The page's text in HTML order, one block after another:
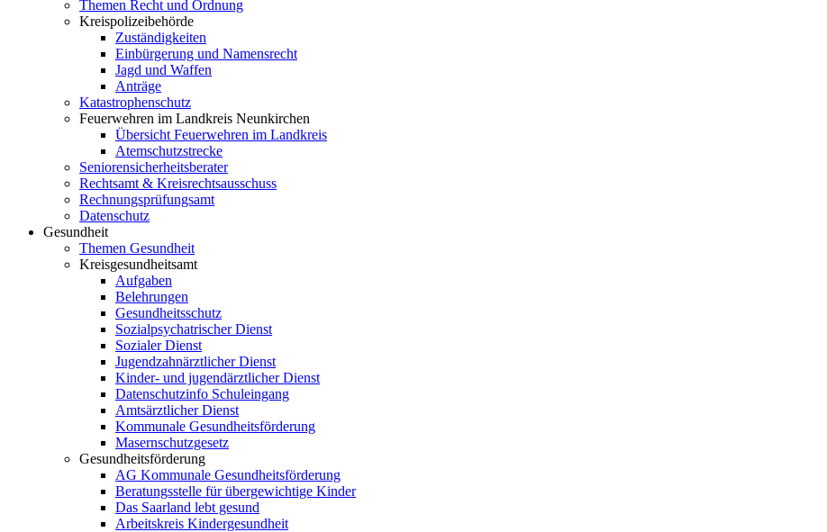
Themen Recht und Ordnung
Kreispolizeibehörde
Zuständigkeiten
Einbürgerung und Namensrecht
Jagd und Waffen
Anträge
Katastrophenschutz
Feuerwehren im Landkreis Neunkirchen
Übersicht Feuerwehren im Landkreis
Atemschutzstrecke
Seniorensicherheitsberater
Rechtsamt & Kreisrechtsausschuss
Rechnungsprüfungsamt
Datenschutz
Gesundheit
Themen Gesundheit
Kreisgesundheitsamt
Aufgaben
Belehrungen
Gesundheitsschutz
Sozialpsychatrischer Dienst
Sozialer Dienst
Jugendzahnärztlicher Dienst
Kinder- und jugendärztlicher Dienst
Datenschutzinfo Schuleingang
Amtsärztlicher Dienst
Kommunale Gesundheitsförderung
Masernschutzgesetz
Gesundheitsförderung
AG Kommunale Gesundheitsförderung
Beratungsstelle für übergewichtige Kinder
Das Saarland lebt gesund
Arbeitskreis Kindergesundheit